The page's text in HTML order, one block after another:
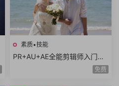
素质•技能
PR+AU+AE全能剪辑师入门课
程视频剪辑音频处理特效制作
免费